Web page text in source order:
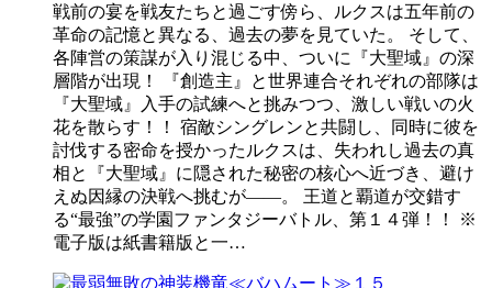
戦前の宴を戦友たちと過ごす傍ら、ルクスは五年前の
革命の記憶と異なる、過去の夢を見ていた。 そして、
各陣営の策謀が入り混じる中、ついに『大聖域』の深
層階が出現！ 『創造主』と世界連合それぞれの部隊は
『大聖域』入手の試練へと挑みつつ、激しい戦いの火
花を散らす！！ 宿敵シングレンと共闘し、同時に彼を
討伐する密命を授かったルクスは、失われし過去の真
相と『大聖域』に隠された秘密の核心へ近づき、避け
えぬ因縁の決戦へ挑むが――。 王道と覇道が交錯す
る“最強”の学園ファンタジーバトル、第１４弾！！ ※
電子版は紙書籍版と一…